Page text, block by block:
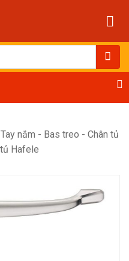
Tay nắm - Bas treo - Chân tủ
Hafele